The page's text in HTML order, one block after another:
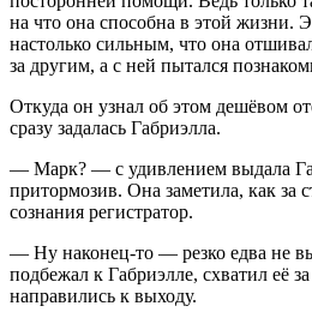
на что она способна в этой жизни.
настолько сильным, что она
за другим, а с ней пытался
Откуда он узнал об этом дешёвом
сразу задалась Габриэлла.
— Марк? — с удивлением выдала
притормозив. Она заметила, как за
сознания регистратор.
— Ну наконец-то — резко едва не
подбежал к Габриэлле, схватил её
направились к выходу.